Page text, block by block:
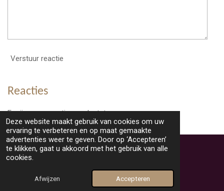
Deze website maakt gebruik van cookies om uw
ervaring te verbeteren en op maat gemaakte
advertenties weer te geven. Door op ‘Accepteren’
te klikken, gaat u akkoord met het gebruik van alle
cookies.
Afwijzen Accepteren
Verstuur reactie
Reacties
Er zijn geen reacties geplaatst.
TOP